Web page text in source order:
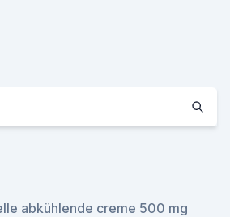
abkühlende creme 500 mg